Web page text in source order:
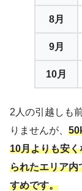
8月
9月
10月
2人の引越しも
りませんが、
10月よりも安
られたエリア内
すめです。